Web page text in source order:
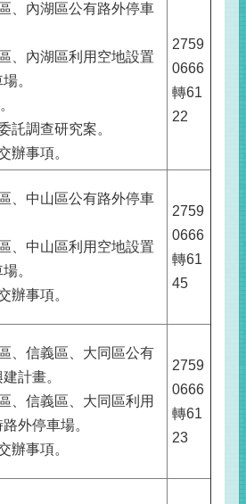
、內湖區公有路外停車
、內湖區利用空地設置
。
託調查研究案。
辦事項。
2759
0666
轉61
22
、中山區公有路外停車
、中山區利用空地設置
。
辦事項。
2759
0666
轉61
45
、信義區、大同區公有
計畫。
、信義區、大同區利用
外停車場。
辦事項。
2759
0666
轉61
23